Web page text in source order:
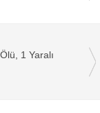
1 Yaralı